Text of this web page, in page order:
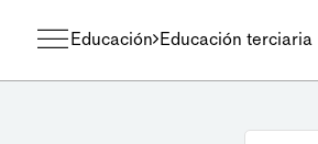
Educación Educación terciaria